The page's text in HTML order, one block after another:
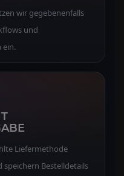
wir gegebenenfalls
und
ein.
Liefermethode
Bestelldetails